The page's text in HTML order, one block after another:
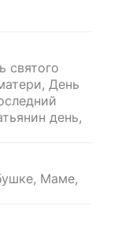
святого
День
день,
Маме,